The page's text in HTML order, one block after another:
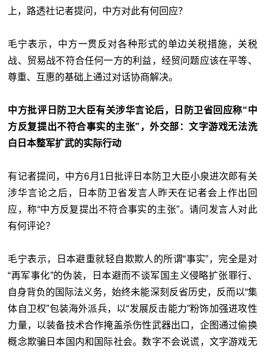
上，路透社记者提问，中方对此有何回应？
毛宁表示，中方一贯反对各种形式的单边关税措施，关税
战、贸易战不符合任何一方的利益，经贸问题应该在平等、
尊重、互惠的基础上通过对话协商解决。
中方批评日防卫大臣有关涉华言论后，日防卫省回应称“中
方反复提出不符合事实的主张”，外交部：文字游戏无法洗
白日本整军扩武的实际行动
有记者提问，中方6月1日批评日本防卫大臣小泉进次郎有关
涉华言论之后，日本防卫省发言人昨天在记者会上作出回
应，称“中方反复提出不符合事实的主张”。请问发言人对此
有何评论？
毛宁表示，日本避重就轻自欺欺人的所谓“事实”，完全是对
“再军事化”的伪装，日本避而不谈军国主义侵略扩张罪行、
自身背负的国际法义务，始终未能深刻反省历史，反而以“集
体自卫权”包装海外派兵，以“发展反击能力”粉饰加强进攻性
力量，以装备技术合作掩盖杀伤性武器出口，企图通过偷换
概念欺骗日本国内和国际社会。数字不会说谎，文字游戏无